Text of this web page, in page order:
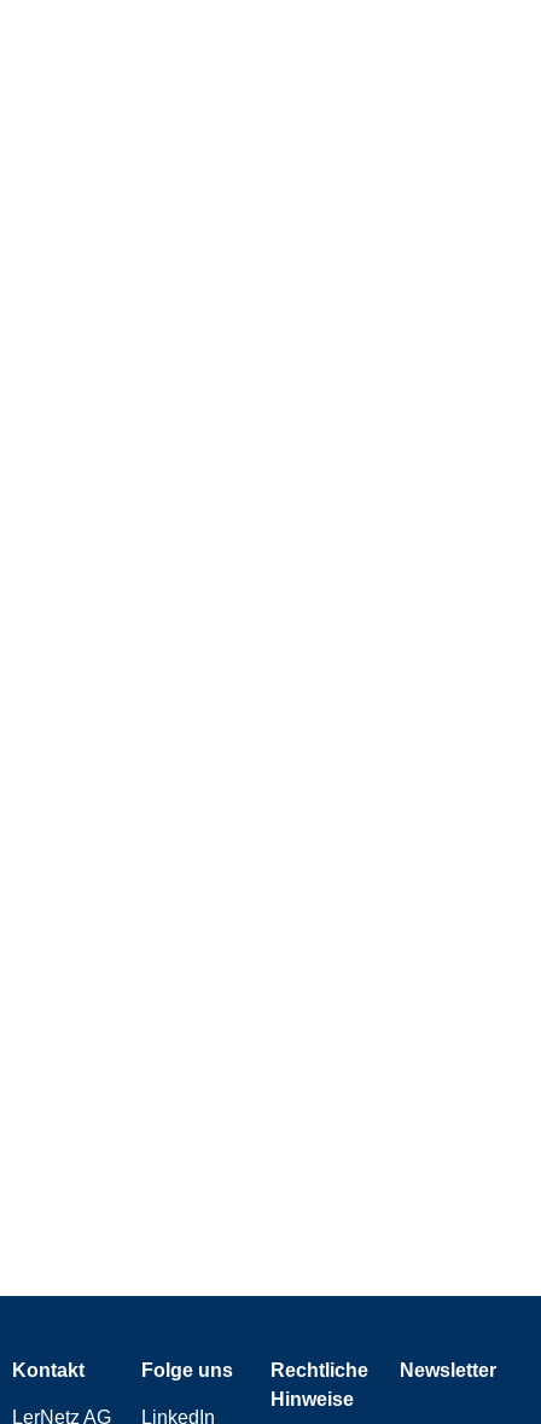
Kontakt
LerNetz AG
Folge uns
LinkedIn
Rechtliche
Hinweise
Newsletter